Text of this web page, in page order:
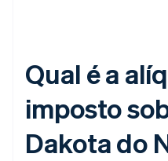
Qual é a
imposto
Dakota do